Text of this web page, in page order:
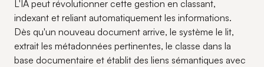
L'IA peut révolutionner cette gestion en classant,
indexant et reliant automatiquement les informations.
Dès qu'un nouveau document arrive, le système le lit,
extrait les métadonnées pertinentes, le classe dans la
base documentaire et établit des liens sémantiques avec